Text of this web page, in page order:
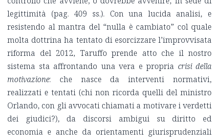
legittimità (pag. 409 ss.). Con una lucida analisi, e
resistendo al mantra del “nulla è cambiato” col quale
molta dottrina ha tentato di esorcizzare l’improvvisata
riforma del 2012, Taruffo prende atto che il nostro
sistema sta affrontando una vera e propria crisi della
motivazione: che nasce da interventi normativi,
realizzati e tentati (chi non ricorda quelli del ministro
Orlando, con gli avvocati chiamati a motivare i verdetti
dei giudici?), da discorsi ambigui su diritto ed
economia e anche da orientamenti giurisprudenziali